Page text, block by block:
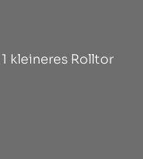
kleineres Rolltor